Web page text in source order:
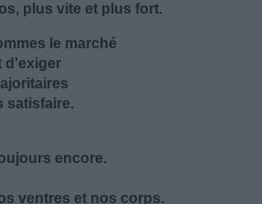
plus vite et plus fort.
le marché
d'exiger
satisfaire.
encore.
ventres et nos corps.